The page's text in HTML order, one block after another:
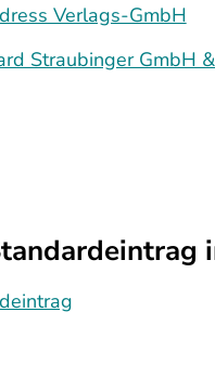
Verlags-GmbH
Straubinger GmbH &